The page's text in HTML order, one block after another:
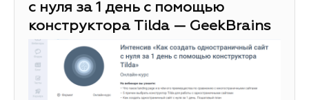
с нуля за 1 день с помощью
конструктора Tilda — GeekBrains